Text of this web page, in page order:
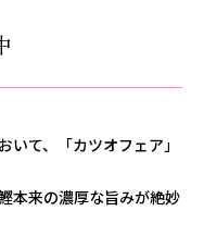
て、「カツオフェア」
本来の濃厚な旨みが絶妙